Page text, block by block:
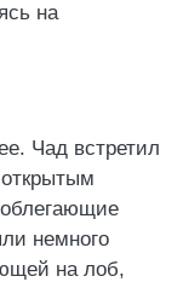
на
Чад встретил
немного
на лоб,